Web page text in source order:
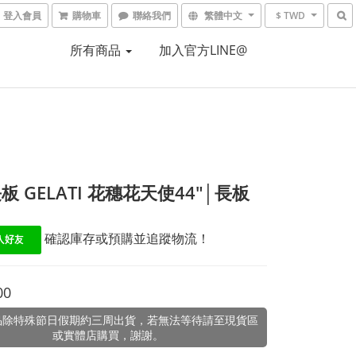
登入會員 購物車 聯絡我們 繁體中文 $ TWD
所有商品 加入官方LINE@
GELATI 花穗花天使44"│長板
確認庫存或預購並追蹤物流！
特殊節日假期約三周出貨，若無法等待請至現貨區
或實體店購買，謝謝。